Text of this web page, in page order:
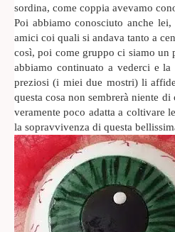
sordina, come coppia avevamo
Poi abbiamo conosciuto anche
amici coi quali si andava tanto a
così, poi come gruppo ci siamo un
abbiamo continuato a vederci e
preziosi (i miei due mostri) li
questa cosa non sembrerà niente
veramente poco adatta a coltivare
la sopravvivenza di questa